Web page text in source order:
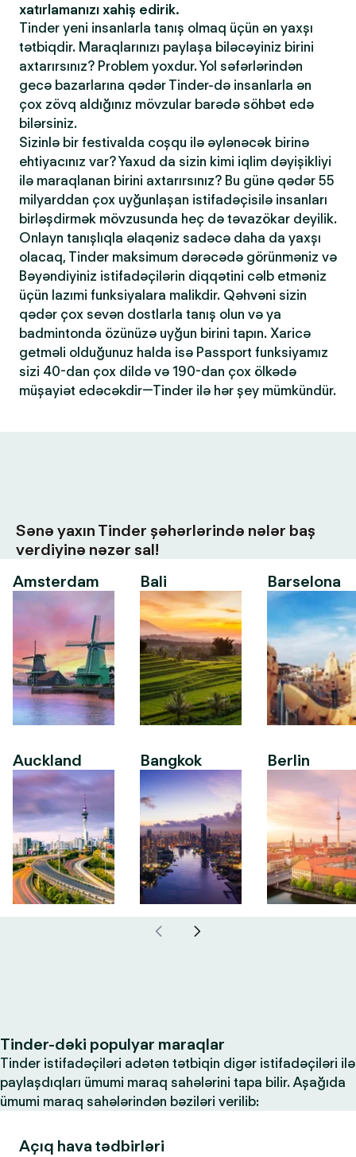
xatırlamanızı xahiş edirik.
Tinder yeni insanlarla tanış olmaq üçün ən yaxşı
tətbiqdir. Maraqlarınızı paylaşa biləcəyiniz birini
axtarırsınız? Problem yoxdur. Yol səfərlərindən
gecə bazarlarına qədər Tinder-də insanlarla ən
çox zövq aldığınız mövzular barədə söhbət edə
bilərsiniz.
Sizinlə bir festivalda coşqu ilə əylənəcək birinə
ehtiyacınız var? Yaxud da sizin kimi iqlim dəyişikliyi
ilə maraqlanan birini axtarırsınız? Bu günə qədər 55
milyarddan çox uyğunlaşan istifadəçisilə insanları
birləşdirmək mövzusunda heç də təvazökar deyilik.
Onlayn tanışlıqla əlaqəniz sadəcə daha da yaxşı
olacaq, Tinder maksimum dərəcədə görünməniz və
Bəyəndiyiniz istifadəçilərin diqqətini cəlb etməniz
üçün lazımi funksiyalara malikdir. Qəhvəni sizin
qədər çox sevən dostlarla tanış olun və ya
badmintonda özünüzə uyğun birini tapın. Xaricə
getməli olduğunuz halda isə Passport funksiyamız
sizi 40-dan çox dildə və 190-dan çox ölkədə
müşayiət edəcəkdir—Tinder ilə hər şey mümkündür.
Sənə yaxın Tinder şəhərlərində nələr baş
verdiyinə nəzər sal!
Amsterdam
Auckland
Bali
Bangkok
Barselona
Berlin
Tinder-dəki populyar maraqlar
Tinder istifadəçiləri adətən tətbiqin digər istifadəçiləri ilə
paylaşdıqları ümumi maraq sahələrini tapa bilir. Aşağıda
ümumi maraq sahələrindən bəziləri verilib:
Açıq hava tədbirləri